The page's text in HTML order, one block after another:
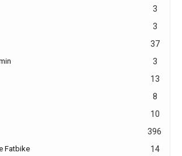
3
3
37
3
13
8
10
396
Fatbike 14